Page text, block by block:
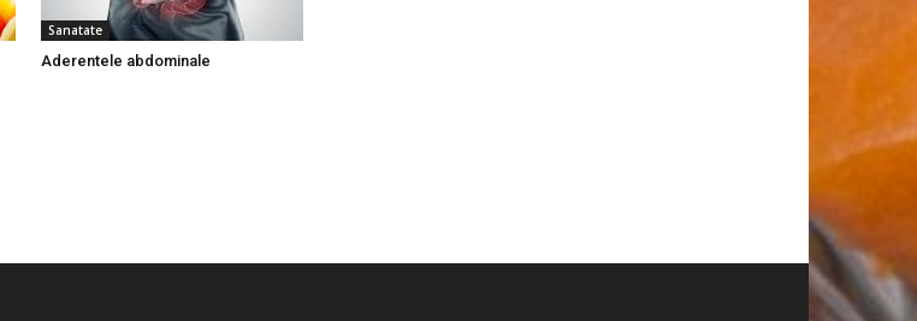
Sanatate
Aderentele abdominale